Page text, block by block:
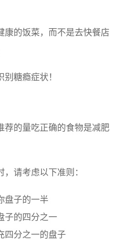
康的饭菜，而不是去快餐店
别糖瘾症状！
荐的量吃正确的食物是减肥
请考虑以下准则：
盘子的一半
子的四分之一
四分之一的盘子